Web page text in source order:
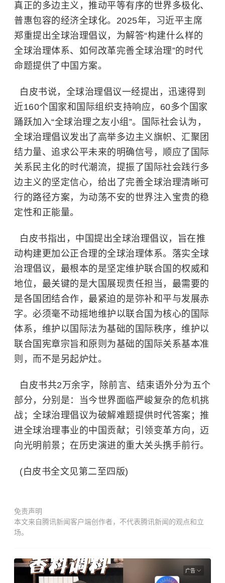
真正的多边主义，推动平等有序的世界多极化、
普惠包容的经济全球化。2025年，习近平主席
郑重提出全球治理倡议，为解答“构建什么样的
全球治理体系、如何改革完善全球治理”的时代
命题提供了中国方案。
白皮书说，全球治理倡议一经提出，迅速得到
近160个国家和国际组织支持响应，60多个国家
踊跃加入“全球治理之友小组”。国际社会认为，
全球治理倡议发出了高举多边主义旗帜、汇聚团
结力量、追求公平未来的明确信号，顺应了国际
关系民主化的时代潮流，提振了国际社会践行多
边主义的坚定信心，给出了完善全球治理清晰可
行的路径方案，为动荡不安的世界注入宝贵的稳
定性和正能量。
白皮书指出，中国提出全球治理倡议，旨在推
动构建更加公正合理的全球治理体系。落实全球
治理倡议，最根本的是坚定维护联合国的权威和
地位，最关键的是大国展现责任担当，最需要的
是各国团结合作，最紧迫的是弥补和平与发展赤
字。必须毫不动摇地维护以联合国为核心的国际
体系，维护以国际法为基础的国际秩序，维护以
联合国宪章宗旨和原则为基础的国际关系基本准
则，而不是另起炉灶。
白皮书共2万余字，除前言、结束语外分为五个
部分，分别是：当今世界面临严峻复杂的危机挑
战；全球治理倡议为破解难题提供时代答案；推
进全球治理事业的中国贡献；引领变革方向，迈
向光明前景；在历史演进的重大关头携手前行。
(白皮书全文见第二至四版)
免责声明
本文来自腾讯新闻客户端创作者，不代表腾讯新闻的观点和立
场。
广告